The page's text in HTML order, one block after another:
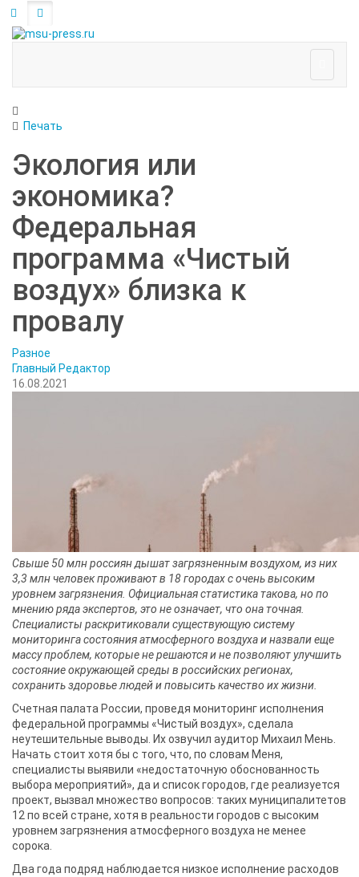
Печать
Экология или
экономика?
Федеральная
программа «Чистый
воздух» близка к
провалу
Разное
Главный Редактор
16.08.2021
Свыше 50 млн россиян дышат загрязненным воздухом, из них
3,3 млн человек проживают в 18 городах с очень высоким
уровнем загрязнения. Официальная статистика такова, но по
мнению ряда экспертов, это не означает, что она точная.
Специалисты раскритиковали существующую систему
мониторинга состояния атмосферного воздуха и назвали еще
массу проблем, которые не решаются и не позволяют улучшить
состояние окружающей среды в российских регионах,
сохранить здоровье людей и повысить качество их жизни.
Счетная палата России, проведя мониторинг исполнения
федеральной программы «Чистый воздух», сделала
неутешительные выводы. Их озвучил аудитор Михаил Мень.
Начать стоит хотя бы с того, что, по словам Меня,
специалисты выявили «недостаточную обоснованность
выбора мероприятий», да и список городов, где реализуется
проект, вызвал множество вопросов: таких муниципалитетов
12 по всей стране, хотя в реальности городов с высоким
уровнем загрязнения атмосферного воздуха не менее
сорока.
Два года подряд наблюдается низкое исполнение расходов